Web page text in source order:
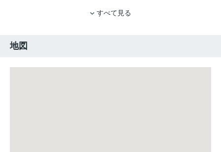
すべて見る
地図